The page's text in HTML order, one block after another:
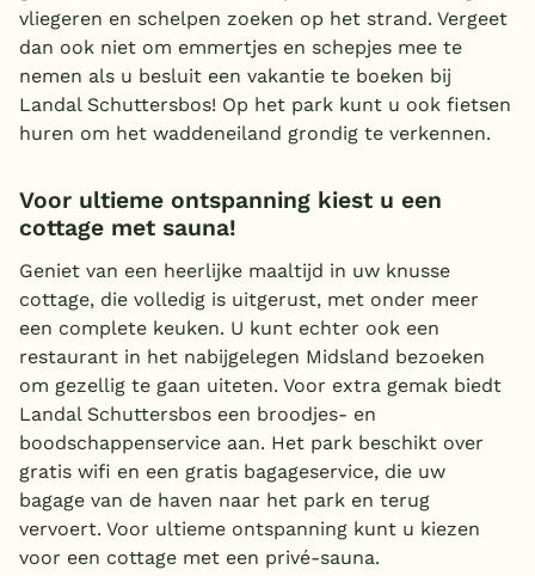
vliegeren en schelpen zoeken op het strand. Vergeet
dan ook niet om emmertjes en schepjes mee te
nemen als u besluit een vakantie te boeken bij
Landal Schuttersbos! Op het park kunt u ook fietsen
huren om het waddeneiland grondig te verkennen.
Voor ultieme ontspanning kiest u een
cottage met sauna!
Geniet van een heerlijke maaltijd in uw knusse
cottage, die volledig is uitgerust, met onder meer
een complete keuken. U kunt echter ook een
restaurant in het nabijgelegen Midsland bezoeken
om gezellig te gaan uiteten. Voor extra gemak biedt
Landal Schuttersbos een broodjes- en
boodschappenservice aan. Het park beschikt over
gratis wifi en een gratis bagageservice, die uw
bagage van de haven naar het park en terug
vervoert. Voor ultieme ontspanning kunt u kiezen
voor een cottage met een privé-sauna.